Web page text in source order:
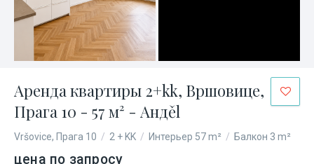
Аренда квартиры 2+kk, Вршовице,
Прага 10 - 57 м² - Андěl
Vršovice, Прага 10 / 2 + KK / Интерьер 57 m² / Балкон 3 m²
цена по запросу